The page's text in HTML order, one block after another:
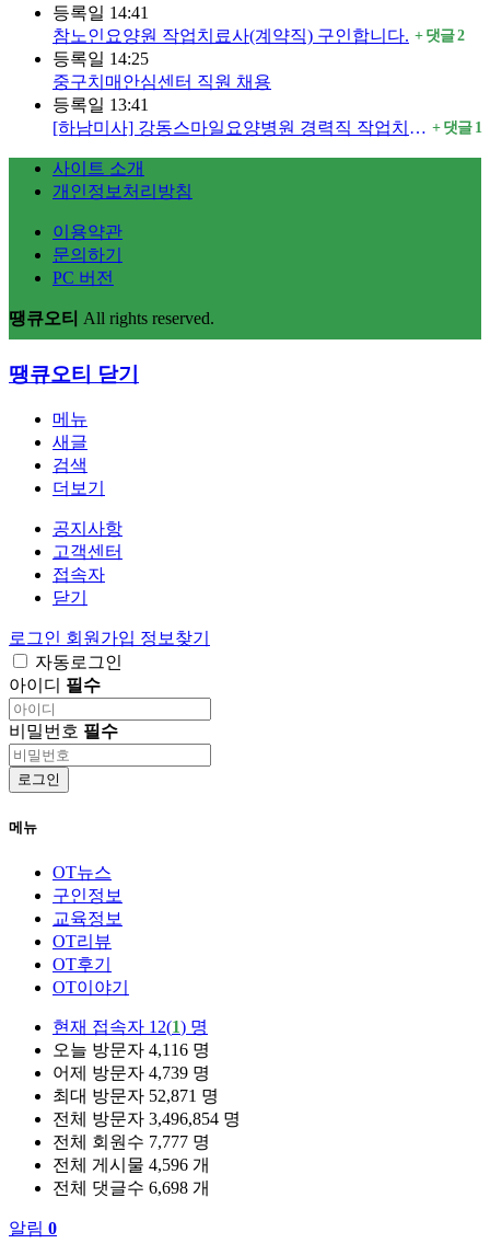
등록일 14:41
참노인요양원 작업치료사(계약직) 구인합니다.
댓글2
등록일 14:25
중구치매안심센터 직원 채용
등록일 13:41
[하남미사] 강동스마일요양병원 경력직 작업치료사 구인
댓글1
사이트 소개
개인정보처리방침
이용약관
문의하기
PC 버전
땡큐오티 All rights reserved.
땡큐오티 닫기
메뉴
새글
검색
더보기
공지사항
고객센터
접속자
닫기
로그인 회원가입 정보찾기
자동로그인
아이디 필수
비밀번호 필수
로그인
메뉴
OT뉴스
구인정보
교육정보
OT리뷰
OT후기
OT이야기
현재 접속자 12(1) 명
오늘 방문자 4,116 명
어제 방문자 4,739 명
최대 방문자 52,871 명
전체 방문자 3,496,854 명
전체 회원수 7,777 명
전체 게시물 4,596 개
전체 댓글수 6,698 개
알림 0